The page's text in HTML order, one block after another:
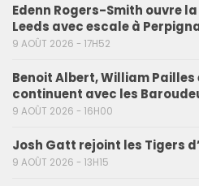
Edenn Rogers-Smith ouvre
Leeds avec escale à
9 AOÛT 2026 - 17H52
Benoit Albert, William
continuent avec les
9 AOÛT 2026 - 16H00
Josh Gatt rejoint les Tigers
9 AOÛT 2026 - 13H15